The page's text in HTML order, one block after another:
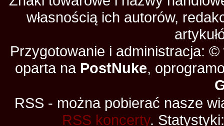
własnością ich autorów,
Przygotowanie i administracja:
oparta na PostNuke,
RSS - można pobierać nasze
RSS koncerty.